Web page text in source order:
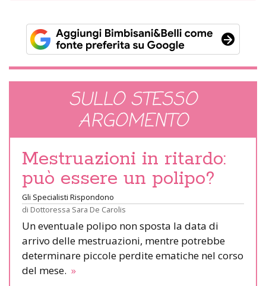
SULLO STESSO
ARGOMENTO
Mestruazioni in ritardo:
può essere un polipo?
Gli Specialisti Rispondono
di Dottoressa Sara De Carolis
Un eventuale polipo non sposta la data di
arrivo delle mestruazioni, mentre potrebbe
determinare piccole perdite ematiche nel corso
del mese. »